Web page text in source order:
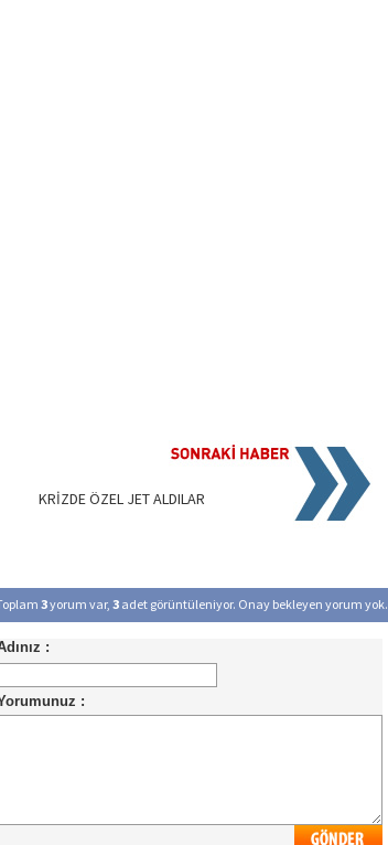
KRİZDE ÖZEL JET ALDILAR
3yorum var, 3 adet görüntüleniyor. Onay bekleyen yorum yok.